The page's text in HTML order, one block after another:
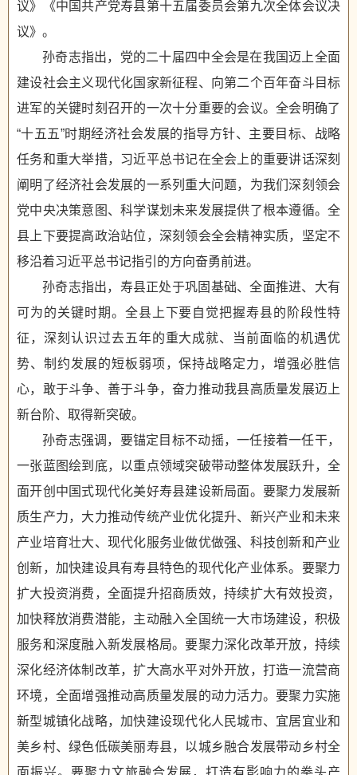
议》《中国共产党寿县第十五届委员会第九次全体会议决
议》。
孙奇志指出，党的二十届四中全会是在我国迈上全面
建设社会主义现代化国家新征程、向第二个百年奋斗目标
进军的关键时刻召开的一次十分重要的会议。全会明确了
“十五五”时期经济社会发展的指导方针、主要目标、战略
任务和重大举措，习近平总书记在全会上的重要讲话深刻
阐明了经济社会发展的一系列重大问题，为我们深刻领会
党中央决策意图、科学谋划未来发展提供了根本遵循。全
县上下要提高政治站位，深刻领会全会精神实质，坚定不
移沿着习近平总书记指引的方向奋勇前进。
孙奇志指出，寿县正处于巩固基础、全面推进、大有
可为的关键时期。全县上下要自觉把握寿县的阶段性特
征，深刻认识过去五年的重大成就、当前面临的机遇优
势、制约发展的短板弱项，保持战略定力，增强必胜信
心，敢于斗争、善于斗争，奋力推动我县高质量发展迈上
新台阶、取得新突破。
孙奇志强调，要锚定目标不动摇，一任接着一任干，
一张蓝图绘到底，以重点领域突破带动整体发展跃升，全
面开创中国式现代化美好寿县建设新局面。要聚力发展新
质生产力，大力推动传统产业优化提升、新兴产业和未来
产业培育壮大、现代化服务业做优做强、科技创新和产业
创新，加快建设具有寿县特色的现代化产业体系。要聚力
扩大投资消费，全面提升招商质效，持续扩大有效投资，
加快释放消费潜能，主动融入全国统一大市场建设，积极
服务和深度融入新发展格局。要聚力深化改革开放，持续
深化经济体制改革，扩大高水平对外开放，打造一流营商
环境，全面增强推动高质量发展的动力活力。要聚力实施
新型城镇化战略，加快建设现代化人民城市、宜居宜业和
美乡村、绿色低碳美丽寿县，以城乡融合发展带动乡村全
面振兴。要聚力文旅融合发展，打造有影响力的拳头产